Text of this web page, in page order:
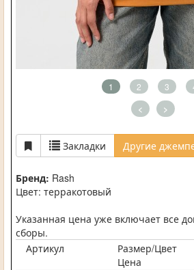
1 2 3
< >
Закладки Другие
Бренд: Rash
Цвет: терракотовый
Указанная цена уже включает все
сборы.
Артикул
Размер/Цвет
Цена